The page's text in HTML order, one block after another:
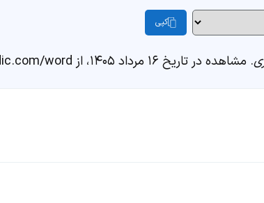
کپی
. مشاهده در تاریخ ۱۶ مرداد ۱۴۰۵، از https://fastdic.com/word/سفالگر